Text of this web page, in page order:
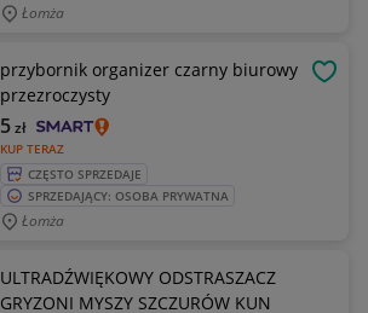
Łomża
przybornik organizer czarny biurowy
przezroczysty
KUP TERAZ
5zł
CZĘSTO SPRZEDAJE
SPRZEDAJĄCY: OSOBA PRYWATNA
Łomża
ULTRADŹWIĘKOWY ODSTRASZACZ
GRYZONI MYSZY SZCZURÓW KUN